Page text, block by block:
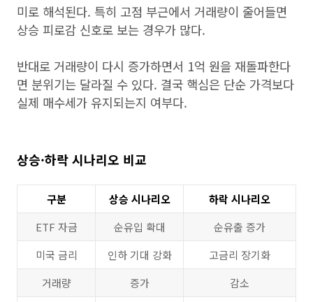
미로 해석된다. 특히 고점 부근에서 거래량이 줄어들면
상승 피로감 신호로 보는 경우가 많다.
반대로 거래량이 다시 증가하면서 1억 원을 재돌파한다
면 분위기는 달라질 수 있다. 결국 핵심은 단순 가격보다
실제 매수세가 유지되는지 여부다.
상승·하락 시나리오 비교
구분 상승 시나리오
하락 시나리오
ETF 자금
순유입 확대
순유출 증가
미국 금리
인하 기대 강화
고금리 장기화
거래량
증가
감소